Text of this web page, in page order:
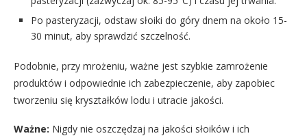
Po pasteryzacji, odstaw słoiki do góry dnem na około 15-
30 minut, aby sprawdzić szczelność.
Podobnie, przy mrożeniu, ważne jest szybkie zamrożenie
produktów i odpowiednie ich zabezpieczenie, aby zapobiec
tworzeniu się kryształków lodu i utracie jakości.
Ważne: Nigdy nie oszczędzaj na jakości słoików i ich